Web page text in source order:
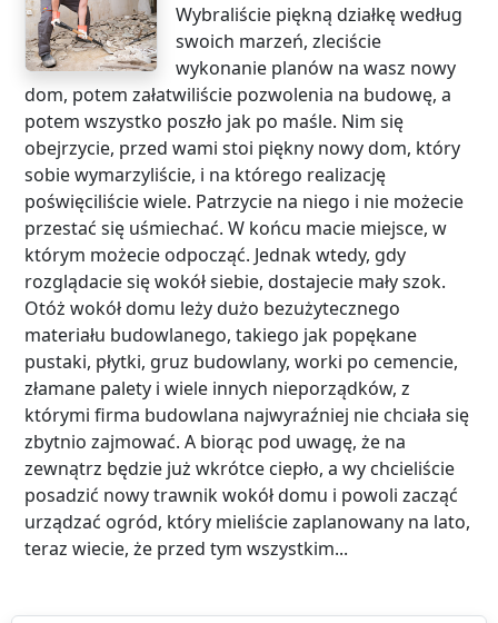
Wybraliście piękną działkę według
swoich marzeń, zleciście
wykonanie planów na wasz nowy
dom, potem załatwiliście pozwolenia na budowę, a
potem wszystko poszło jak po maśle. Nim się
obejrzycie, przed wami stoi piękny nowy dom, który
sobie wymarzyliście, i na którego realizację
poświęciliście wiele. Patrzycie na niego i nie możecie
przestać się uśmiechać. W końcu macie miejsce, w
którym możecie odpocząć. Jednak wtedy, gdy
rozglądacie się wokół siebie, dostajecie mały szok.
Otóż wokół domu leży dużo bezużytecznego
materiału budowlanego, takiego jak popękane
pustaki, płytki, gruz budowlany, worki po cemencie,
złamane palety i wiele innych nieporządków, z
którymi firma budowlana najwyraźniej nie chciała się
zbytnio zajmować. A biorąc pod uwagę, że na
zewnątrz będzie już wkrótce ciepło, a wy chcieliście
posadzić nowy trawnik wokół domu i powoli zacząć
urządzać ogród, który mieliście zaplanowany na lato,
teraz wiecie, że przed tym wszystkim...